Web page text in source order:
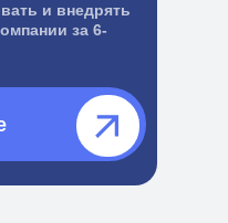
и внедрять
за 6-